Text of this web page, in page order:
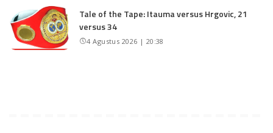
Tale of the Tape: Itauma versus Hrgovic, 21
versus 34
4 Agustus 2026 | 20:38